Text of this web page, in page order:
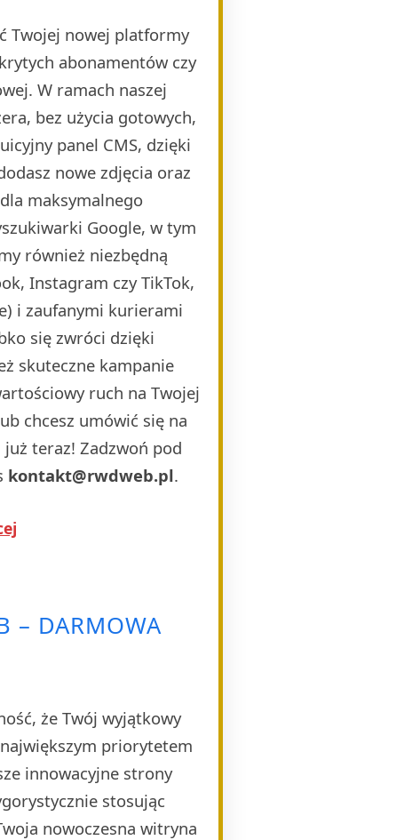
Twojej nowej platformy
abonamentów czy
W ramach naszej
bez użycia gotowych,
panel CMS, dzięki
nowe zdjęcia oraz
maksymalnego
Google, w tym
również niezbędną
Instagram czy TikTok,
i zaufanymi kurierami
się zwróci dzięki
skuteczne kampanie
ruch na Twojej
chcesz umówić się na
teraz! Zadzwoń pod
kontakt@rwdweb.pl.
– DARMOWA
że Twój wyjątkowy
priorytetem
innowacyjne strony
stosując
nowoczesna witryna